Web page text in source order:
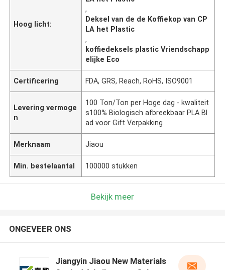
Hoog licht:
,
Deksel van de de Koffiekop van CP
LA het Plastic
,
koffiedeksels plastic Vriendschapp
elijke Eco
Certificering FDA, GRS, Reach, RoHS, ISO9001
Levering vermoge
n
100 Ton/Ton per Hoge dag - kwaliteit
s100% Biologisch afbreekbaar PLA Bl
ad voor Gift Verpakking
Merknaam Jiaou
Min. bestelaantal 100000 stukken
Bekijk meer
ONGEVEER ONS
Jiangyin Jiaou New Materials